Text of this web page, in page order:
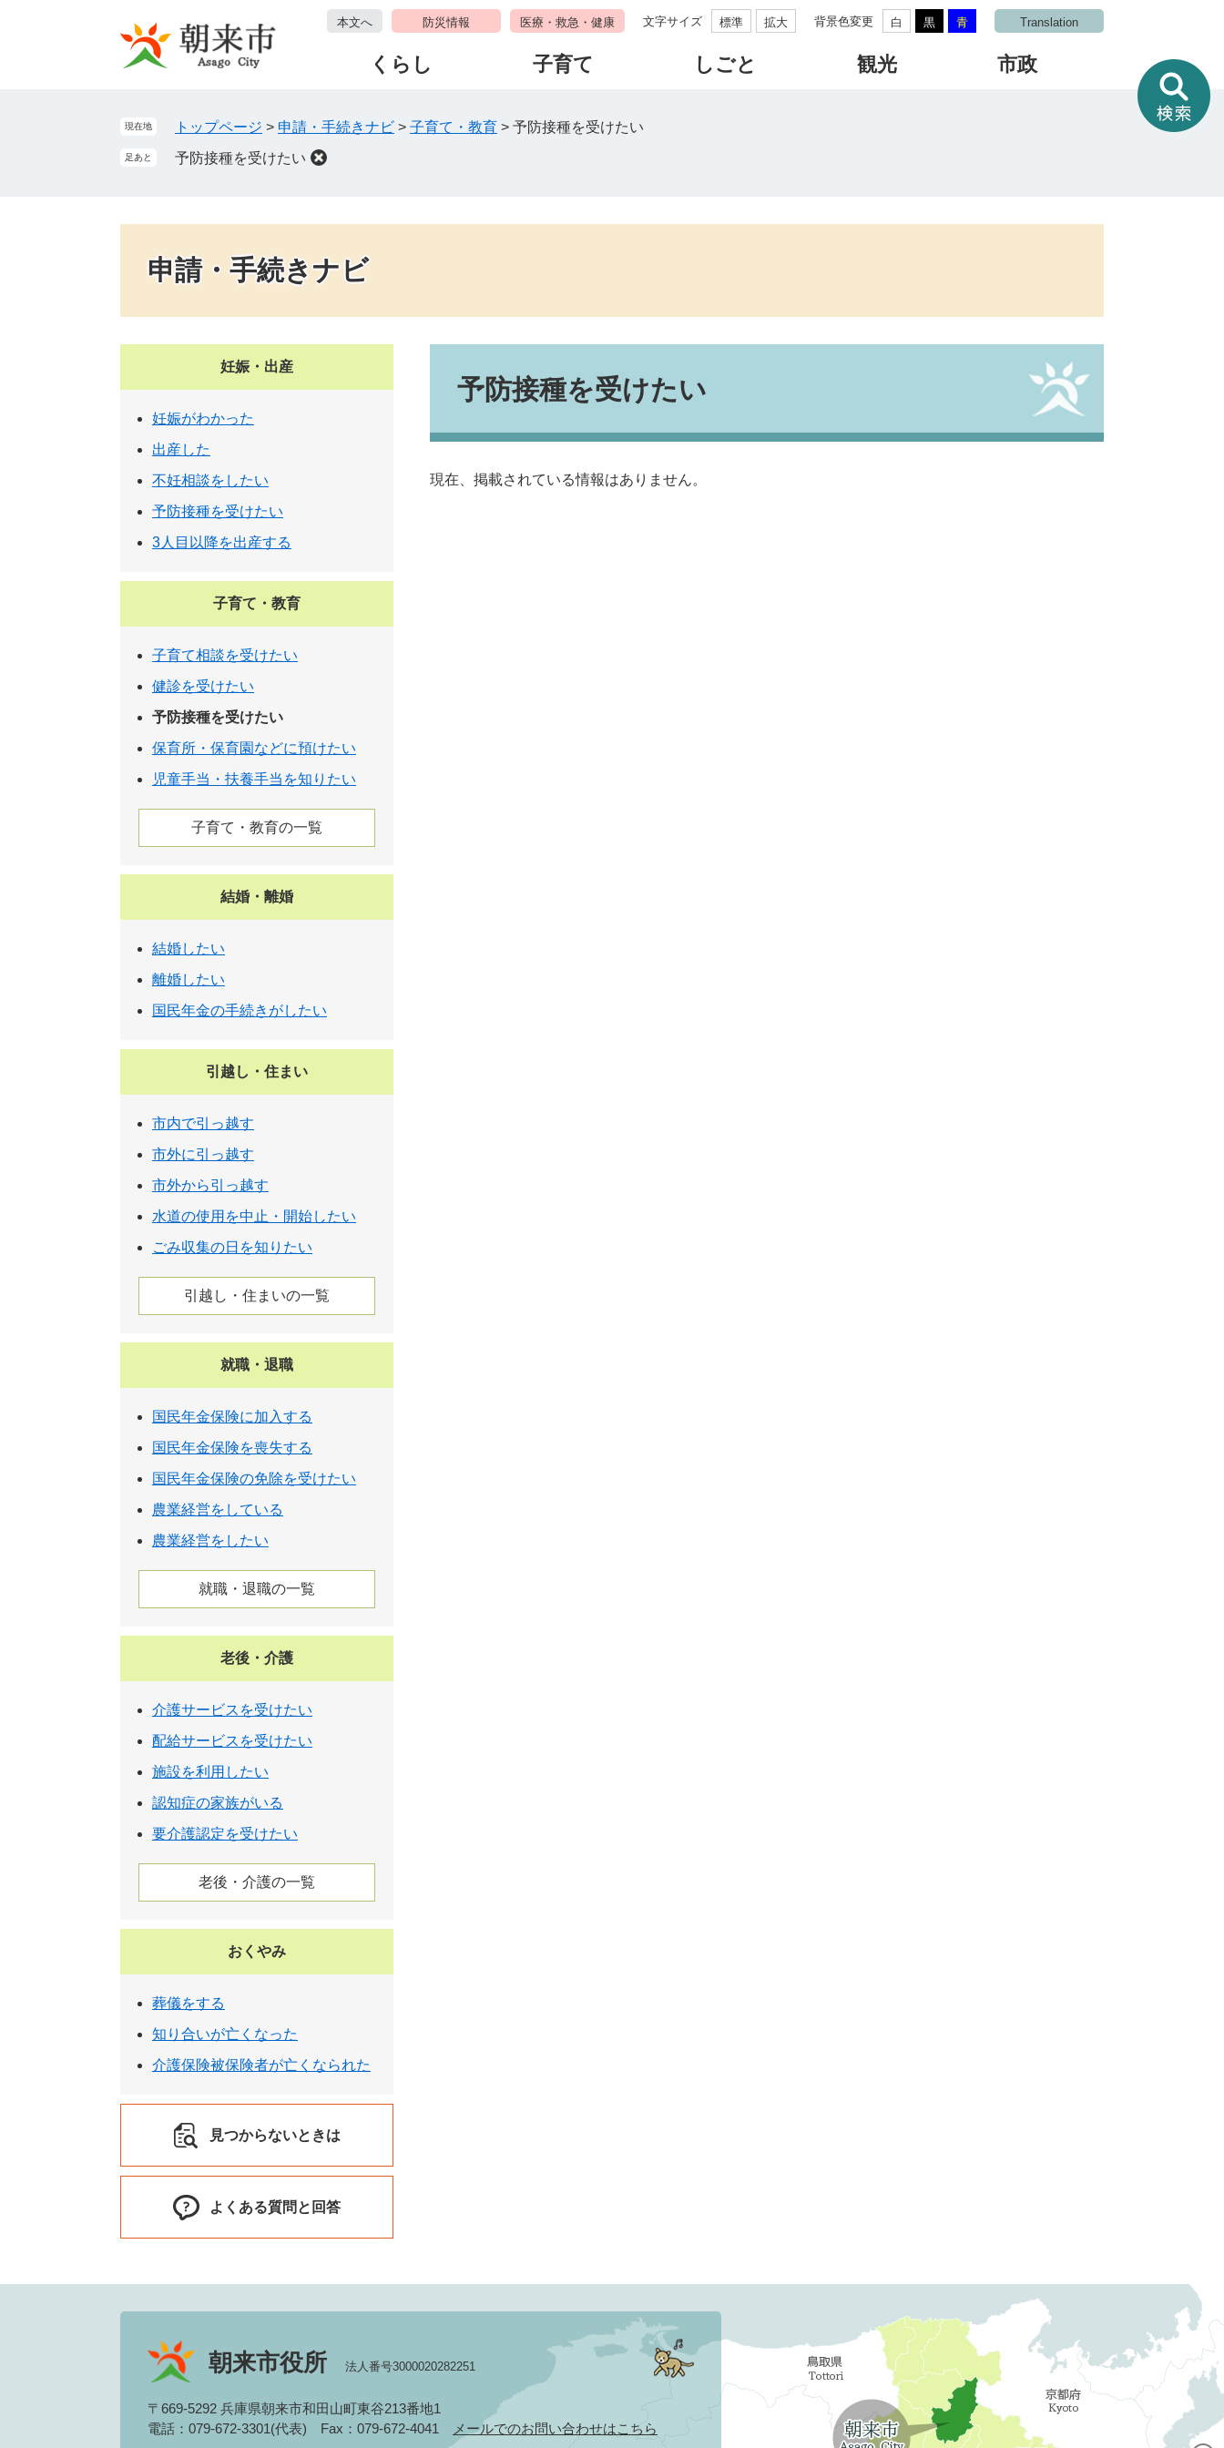
本文へ 防災情報 医療・救急・健康 文字サイズ 標準 拡大 背景色変更 白 黒 青 Translation
くらし 子育て しごと 観光 市政
情
報
を
現在地 トップページ > 申請・手続きナビ > 子育て・教育 > 予防接種を受けたい
足あと 予防接種を受けたい
申請・手続きナビ
予防接種を受けたい
現在、掲載されている情報はありません。
妊娠・出産
妊娠がわかった
出産した
不妊相談をしたい
予防接種を受けたい
3人目以降を出産する
子育て・教育
子育て相談を受けたい
健診を受けたい
予防接種を受けたい
保育所・保育園などに預けたい
児童手当・扶養手当を知りたい
子育て・教育の一覧
結婚・離婚
結婚したい
離婚したい
国民年金の手続きがしたい
引越し・住まい
市内で引っ越す
市外に引っ越す
市外から引っ越す
水道の使用を中止・開始したい
ごみ収集の日を知りたい
引越し・住まいの一覧
就職・退職
国民年金保険に加入する
国民年金保険を喪失する
国民年金保険の免除を受けたい
農業経営をしている
農業経営をしたい
就職・退職の一覧
老後・介護
介護サービスを受けたい
配給サービスを受けたい
施設を利用したい
認知症の家族がいる
要介護認定を受けたい
老後・介護の一覧
おくやみ
葬儀をする
知り合いが亡くなった
介護保険被保険者が亡くなられた
見つからないときは
よくある質問と回答
朝来市役所 法人番号3000020282251
〒669-5292 兵庫県朝来市和田山町東谷213番地1
電話：079-672-3301(代表) Fax：079-672-4041 メールでのお問い合わせはこちら